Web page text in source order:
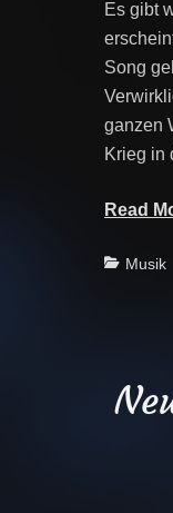
Es gibt
Song
ganzen
Krieg in
Read
Categories
Musik